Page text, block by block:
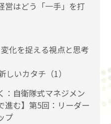
営はどう「一手」を打
変化を捉える視点と思考
いカタチ（1）
：自衛隊式マネジメン
進む】第5回：リーダー
プ